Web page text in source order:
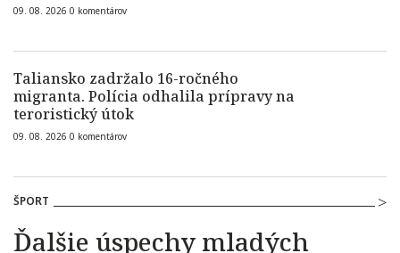
09. 08. 2026 0 komentárov
Taliansko zadržalo 16-ročného
migranta. Polícia odhalila prípravy na
teroristický útok
09. 08. 2026 0 komentárov
ŠPORT